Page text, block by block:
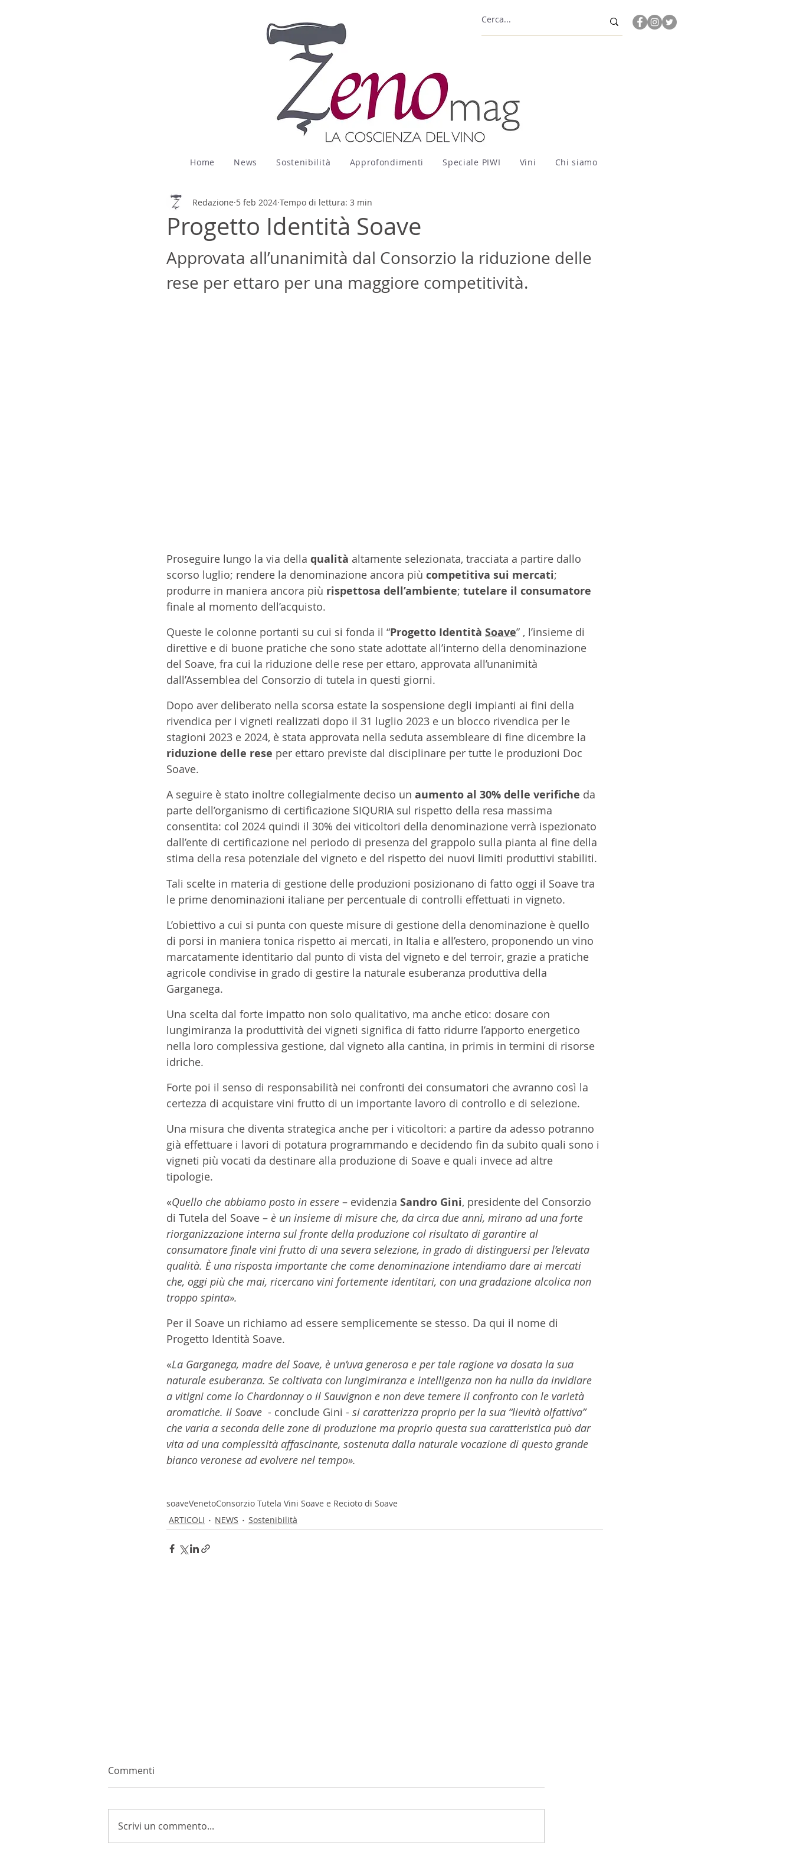
Home News Sostenibilità Approfondimenti Speciale PIWI Vini Chi siamo
Progetto Identità Soave
Redazione 5 feb 2024 Tempo di lettura: 3 min
Approvata all’unanimità dal Consorzio la riduzione delle
rese per ettaro per una maggiore competitività.
Proseguire lungo la via della qualità altamente selezionata, tracciata a partire dallo
scorso luglio; rendere la denominazione ancora più competitiva sui mercati;
produrre in maniera ancora più rispettosa dell’ambiente; tutelare il consumatore
finale al momento dell’acquisto.
Queste le colonne portanti su cui si fonda il “Progetto Identità Soave” , l’insieme di
direttive e di buone pratiche che sono state adottate all’interno della denominazione
del Soave, fra cui la riduzione delle rese per ettaro, approvata all’unanimità
dall’Assemblea del Consorzio di tutela in questi giorni.
Dopo aver deliberato nella scorsa estate la sospensione degli impianti ai fini della
rivendica per i vigneti realizzati dopo il 31 luglio 2023 e un blocco rivendica per le
stagioni 2023 e 2024, è stata approvata nella seduta assembleare di fine dicembre la
riduzione delle rese per ettaro previste dal disciplinare per tutte le produzioni Doc
Soave.
A seguire è stato inoltre collegialmente deciso un aumento al 30% delle verifiche da
parte dell’organismo di certificazione SIQURIA sul rispetto della resa massima
consentita: col 2024 quindi il 30% dei viticoltori della denominazione verrà ispezionato
dall’ente di certificazione nel periodo di presenza del grappolo sulla pianta al fine della
stima della resa potenziale del vigneto e del rispetto dei nuovi limiti produttivi stabiliti.
Tali scelte in materia di gestione delle produzioni posizionano di fatto oggi il Soave tra
le prime denominazioni italiane per percentuale di controlli effettuati in vigneto.
L’obiettivo a cui si punta con queste misure di gestione della denominazione è quello
di porsi in maniera tonica rispetto ai mercati, in Italia e all’estero, proponendo un vino
marcatamente identitario dal punto di vista del vigneto e del terroir, grazie a pratiche
agricole condivise in grado di gestire la naturale esuberanza produttiva della
Garganega.
Una scelta dal forte impatto non solo qualitativo, ma anche etico: dosare con
lungimiranza la produttività dei vigneti significa di fatto ridurre l’apporto energetico
nella loro complessiva gestione, dal vigneto alla cantina, in primis in termini di risorse
idriche.
Forte poi il senso di responsabilità nei confronti dei consumatori che avranno così la
certezza di acquistare vini frutto di un importante lavoro di controllo e di selezione.
Una misura che diventa strategica anche per i viticoltori: a partire da adesso potranno
già effettuare i lavori di potatura programmando e decidendo fin da subito quali sono i
vigneti più vocati da destinare alla produzione di Soave e quali invece ad altre
tipologie.
«Quello che abbiamo posto in essere – evidenzia Sandro Gini, presidente del Consorzio
di Tutela del Soave – è un insieme di misure che, da circa due anni, mirano ad una forte
riorganizzazione interna sul fronte della produzione col risultato di garantire al
consumatore finale vini frutto di una severa selezione, in grado di distinguersi per l’elevata
qualità. È una risposta importante che come denominazione intendiamo dare ai mercati
che, oggi più che mai, ricercano vini fortemente identitari, con una gradazione alcolica non
troppo spinta».
Per il Soave un richiamo ad essere semplicemente se stesso. Da qui il nome di
Progetto Identità Soave.
«La Garganega, madre del Soave, è un’uva generosa e per tale ragione va dosata la sua
naturale esuberanza. Se coltivata con lungimiranza e intelligenza non ha nulla da invidiare
a vitigni come lo Chardonnay o il Sauvignon e non deve temere il confronto con le varietà
aromatiche. Il Soave
  - conclude Gini -
si caratterizza proprio per la sua “lievità olfattiva”
che varia a seconda delle zone di produzione ma proprio questa sua caratteristica può dar
vita ad una complessità affascinante, sostenuta dalla naturale vocazione di questo grande
bianco veronese ad evolvere nel tempo».
soaveVenetoConsorzio Tutela Vini Soave e Recioto di Soave
ARTICOLI
NEWS Sostenibilità
Commenti
Scrivi un commento...